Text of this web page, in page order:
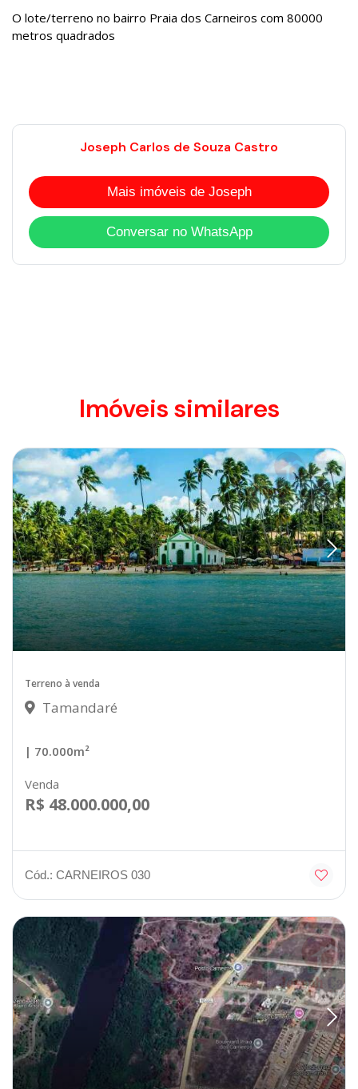
O lote/terreno no bairro Praia dos Carneiros com 80000
metros quadrados
Joseph Carlos de Souza Castro
Mais imóveis de Joseph
Conversar no WhatsApp
Imóveis similares
Terreno à venda
Tamandaré
| 70.000m²
Venda
R$ 48.000.000,00
Cód.: CARNEIROS 030